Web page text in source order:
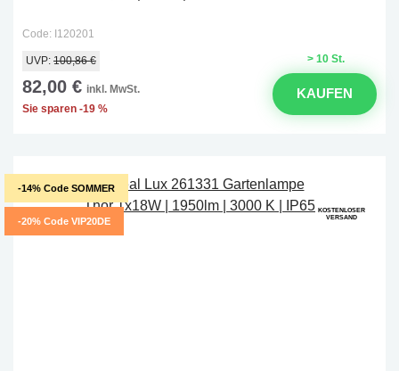
Code: I120201
> 10 St.
UVP: 100,86 €
82,00 € inkl. MwSt.
Sie sparen -19 %
KAUFEN
-14% Code SOMMER
-20% Code VIP20DE
KOSTENLOSER
VERSAND